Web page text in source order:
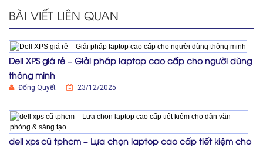
BÀI VIẾT LIÊN QUAN
Dell XPS giá rẻ – Giải pháp laptop cao cấp cho người dùng
thông minh
Đổng Quyết 23/12/2025
dell xps cũ tphcm – Lựa chọn laptop cao cấp tiết kiệm cho